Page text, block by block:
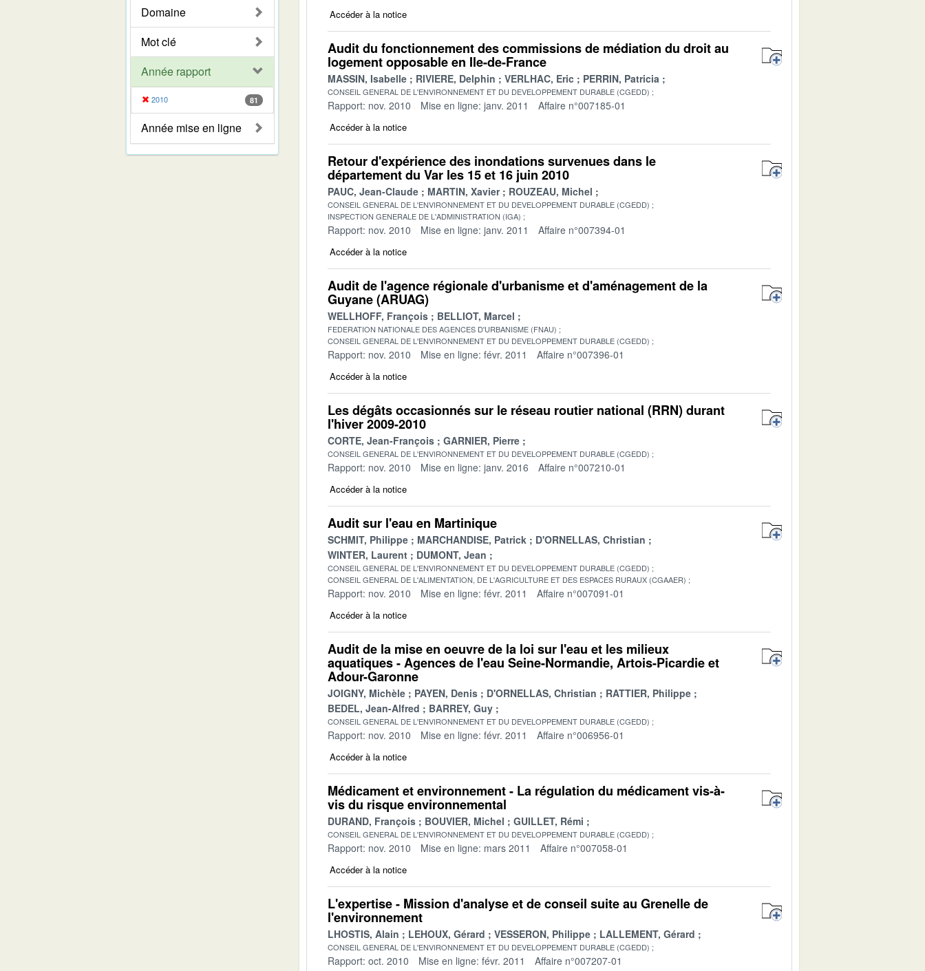
Domaine
Mot clé
Année rapport
2010 81
Année mise en ligne
Accéder à la notice
Audit du fonctionnement des commissions de médiation du droit au
logement opposable en Ile-de-France
MASSIN, Isabelle RIVIERE, Delphin VERLHAC, Eric PERRIN, Patricia
CONSEIL GENERAL DE L'ENVIRONNEMENT ET DU DEVELOPPEMENT DURABLE (CGEDD)
Rapport: nov. 2010 Mise en ligne: janv. 2011 Affaire n°007185-01
Accéder à la notice
Retour d'expérience des inondations survenues dans le
département du Var les 15 et 16 juin 2010
PAUC, Jean-Claude MARTIN, Xavier ROUZEAU, Michel
CONSEIL GENERAL DE L'ENVIRONNEMENT ET DU DEVELOPPEMENT DURABLE (CGEDD)
INSPECTION GENERALE DE L'ADMINISTRATION (IGA)
Rapport: nov. 2010 Mise en ligne: janv. 2011 Affaire n°007394-01
Accéder à la notice
Audit de l'agence régionale d'urbanisme et d'aménagement de la
Guyane (ARUAG)
WELLHOFF, François BELLIOT, Marcel
FEDERATION NATIONALE DES AGENCES D'URBANISME (FNAU)
CONSEIL GENERAL DE L'ENVIRONNEMENT ET DU DEVELOPPEMENT DURABLE (CGEDD)
Rapport: nov. 2010 Mise en ligne: févr. 2011 Affaire n°007396-01
Accéder à la notice
Les dégâts occasionnés sur le réseau routier national (RRN) durant
l'hiver 2009-2010
CORTE, Jean-François GARNIER, Pierre
CONSEIL GENERAL DE L'ENVIRONNEMENT ET DU DEVELOPPEMENT DURABLE (CGEDD)
Rapport: nov. 2010 Mise en ligne: janv. 2016 Affaire n°007210-01
Accéder à la notice
Audit sur l'eau en Martinique
SCHMIT, Philippe MARCHANDISE, Patrick
D'ORNELLAS, Christian
WINTER, Laurent
DUMONT, Jean
CONSEIL GENERAL DE L'ENVIRONNEMENT ET DU DEVELOPPEMENT DURABLE (CGEDD)
CONSEIL GENERAL DE L'ALIMENTATION, DE L'AGRICULTURE ET DES ESPACES RURAUX (CGAAER)
Rapport: nov. 2010 Mise en ligne: févr. 2011 Affaire n°007091-01
Accéder à la notice
Audit de la mise en oeuvre de la loi sur l'eau et les milieux
aquatiques - Agences de l'eau Seine-Normandie, Artois-Picardie et
Adour-Garonne
JOIGNY, Michèle PAYEN, Denis D'ORNELLAS, Christian
RATTIER, Philippe
BEDEL, Jean-Alfred
BARREY, Guy
CONSEIL GENERAL DE L'ENVIRONNEMENT ET DU DEVELOPPEMENT DURABLE (CGEDD)
Rapport: nov. 2010 Mise en ligne: févr. 2011 Affaire n°006956-01
Accéder à la notice
Médicament et environnement - La régulation du médicament vis-à-
vis du risque environnemental
DURAND, François BOUVIER, Michel GUILLET, Rémi
CONSEIL GENERAL DE L'ENVIRONNEMENT ET DU DEVELOPPEMENT DURABLE (CGEDD)
Rapport: nov. 2010 Mise en ligne: mars 2011 Affaire n°007058-01
Accéder à la notice
L'expertise - Mission d'analyse et de conseil suite au Grenelle de
l'environnement
LHOSTIS, Alain LEHOUX, Gérard VESSERON, Philippe LALLEMENT, Gérard
CONSEIL GENERAL DE L'ENVIRONNEMENT ET DU DEVELOPPEMENT DURABLE (CGEDD)
Rapport: oct. 2010 Mise en ligne: févr. 2011 Affaire n°007207-01